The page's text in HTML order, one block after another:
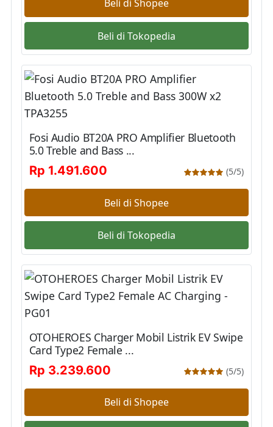
Beli di Shopee
Beli di Tokopedia
Fosi Audio BT20A PRO Amplifier Bluetooth
5.0 Treble and Bass ...
Rp 1.491.600
(5/5)
Beli di Shopee
Beli di Tokopedia
OTOHEROES Charger Mobil Listrik EV Swipe
Card Type2 Female ...
Rp 3.239.600
(5/5)
Beli di Shopee